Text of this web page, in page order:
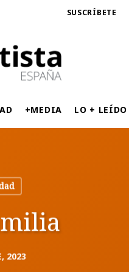
SUSCRÍBETE
+MEDIA LO + LEÍDO
2023